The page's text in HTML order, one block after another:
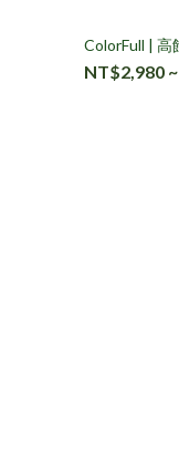
ColorFull | 高
NT$2,980